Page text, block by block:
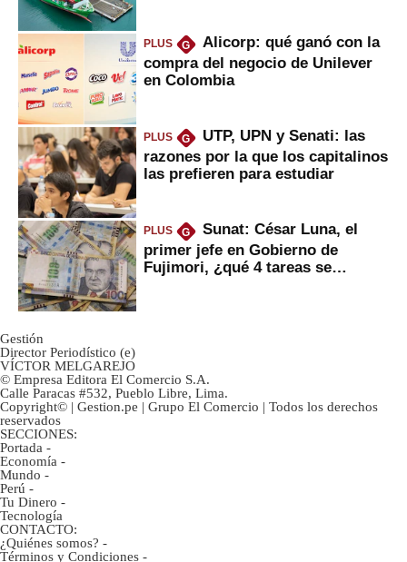
PLUS G
Alicorp: qué ganó con la
compra del negocio de Unilever
en Colombia
PLUS G
UTP, UPN y Senati: las
razones por la que los capitalinos
las prefieren para estudiar
PLUS G
Sunat: César Luna, el
primer jefe en Gobierno de
Fujimori, ¿qué 4 tareas se
Gestión
Director Periodístico (e)
VÍCTOR MELGAREJO
© Empresa Editora El Comercio S.A.
Calle Paracas #532, Pueblo Libre, Lima.
Copyright© | Gestion.pe | Grupo El Comercio | Todos los derechos
reservados
SECCIONES:
Portada -
Economía -
Mundo -
Perú -
Tu Dinero -
Tecnología
CONTACTO:
¿Quiénes somos? -
Términos y Condiciones -